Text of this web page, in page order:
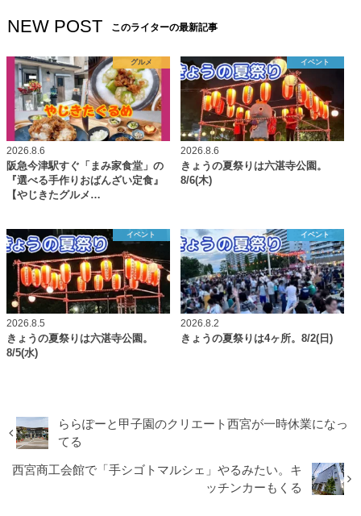
NEW POST このライターの最新記事
グルメ
2026.8.6
阪急今津駅すぐ「まみ家食堂」の
『選べる手作りおばんざい定食』
【やじきたグルメ…
イベント
2026.8.6
きょうの夏祭りは六湛寺公園。
8/6(木)
イベント
2026.8.5
きょうの夏祭りは六湛寺公園。
8/5(水)
イベント
2026.8.2
きょうの夏祭りは4ヶ所。8/2(日)
ららぽーと甲子園のクリエート西宮が一時休業になっ
てる
西宮商工会館で「手シゴトマルシェ」やるみたい。キ
ッチンカーもくる